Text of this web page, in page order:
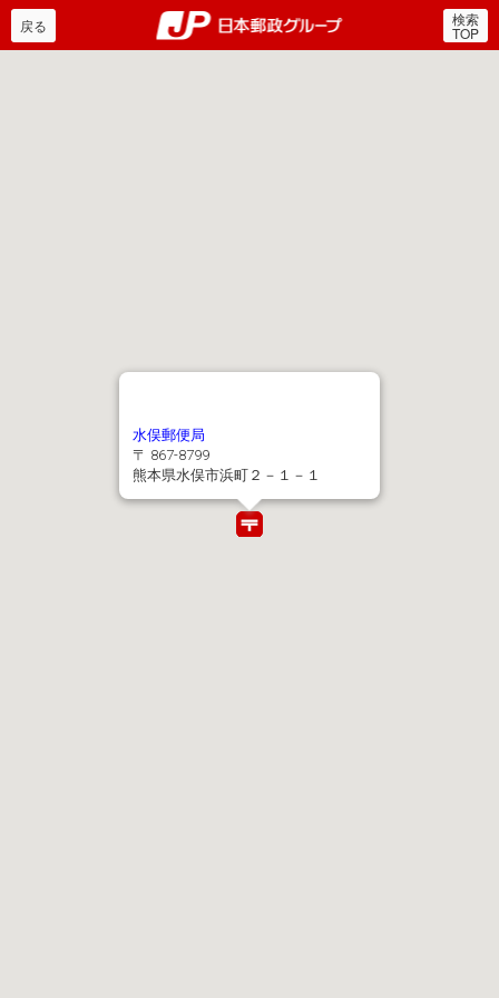
郵便局・日本郵政グルー
戻る 検索
TOP
水俣郵便局
〒 867-8799
熊本県水俣市浜町２－１－１